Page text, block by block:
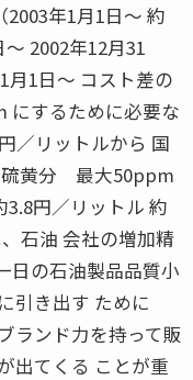
年1月1日〜 約
2002年12月31
月1日〜 コスト差の
にするために必要な
／リットルから 国
硫黄分 最大50ppm
円／リットル 約
石油 会社の増加精
日の石油製品品質小
引き出す ために
ランド力を持って販
出てくる ことが重